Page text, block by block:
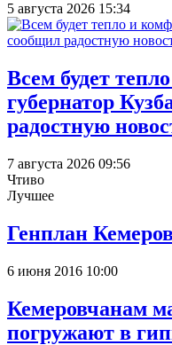
5 августа 2026 15:34
Всем будет
губернатор
радостную
7 августа 2026 09:56
Чтиво
Лучшее
Генплан
6 июня 2016 10:00
Кемеровчанам
погружают в